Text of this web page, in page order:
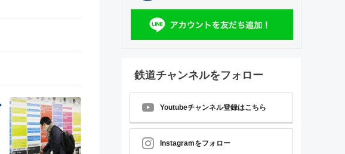
鉄道チャンネルをフォロー
Youtubeチャンネル登録はこちら
Instagramをフォロー